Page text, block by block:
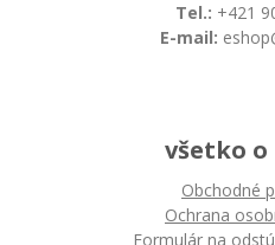
Tel.: +421
E-mail:
všetko o
Obchodné
Ochrana
Formulár na